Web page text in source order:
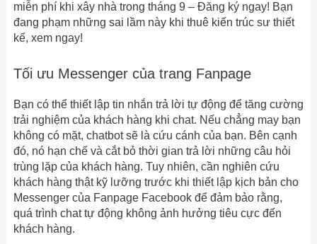
miễn phí khi xây nhà trong tháng 9 – Đăng ký ngay! Bạn
đang phạm những sai lầm này khi thuê kiến trúc sư thiết
kế, xem ngay!
Tối ưu Messenger của trang Fanpage
Bạn có thể thiết lập tin nhắn trả lời tự động để tăng cường
trải nghiệm của khách hàng khi chat. Nếu chẳng may bạn
không có mặt, chatbot sẽ là cứu cánh của bạn. Bên cạnh
đó, nó hạn chế và cắt bỏ thời gian trả lời những câu hỏi
trùng lặp của khách hàng. Tuy nhiên, cần nghiên cứu
khách hàng thật kỹ lưỡng trước khi thiết lập kịch bản cho
Messenger của Fanpage Facebook để đảm bảo rằng,
quá trình chat tự động không ảnh hưởng tiêu cực đến
khách hàng.